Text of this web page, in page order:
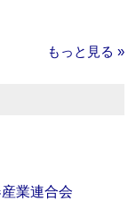
もっと見る »
業連合会